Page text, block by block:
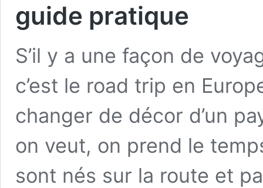
guide pratique
S’il y a une façon de
c’est le road trip en
changer de décor d’un
on veut, on prend le
sont nés sur la route et